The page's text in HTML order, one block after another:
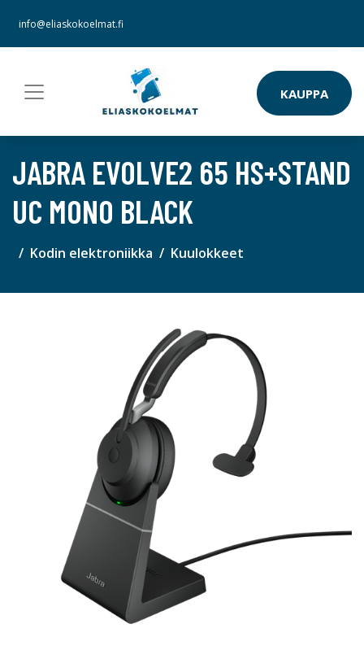
info@eliaskokoelmat.fi
KAUPPA
JABRA EVOLVE2 65 HS+STAND
UC MONO BLACK
Kodin elektroniikka Kuulokkeet